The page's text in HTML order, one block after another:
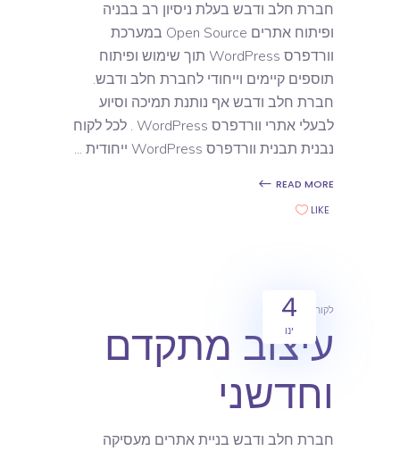
חברת חלב ודבש בעלת ניסיון רב בבניה
ופיתוח אתרים Open Source במערכת
וורדפרס WordPress תוך שימוש ופיתוח
תוספים קיימים וייחודי לחברת חלב ודבש.
חברת חלב ודבש אף נותנת תמיכה וסיוע
לבעלי אתרי וורדפרס WordPress . לכל לקוח
נבנית תבנית וורדפרס WordPress ייחודית
READ MORE
LIKE
4
ינו
לקוחות מאמרים
עיצוב מתקדם
וחדשני
חברת חלב ודבש בניית אתרים מעסיקה